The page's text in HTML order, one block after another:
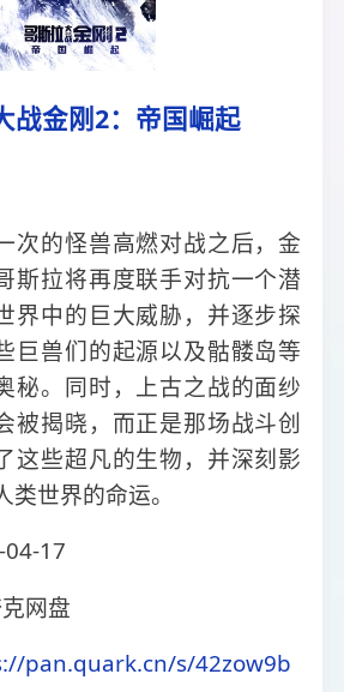
战金刚2：帝国崛起
次的怪兽高燃对战之后，金
斯拉将再度联手对抗一个潜
界中的巨大威胁，并逐步探
巨兽们的起源以及骷髅岛等
秘。同时，上古之战的面纱
被揭晓，而正是那场战斗创
这些超凡的生物，并深刻影
类世界的命运。
17
网盘
pan.quark.cn/s/42zow9b